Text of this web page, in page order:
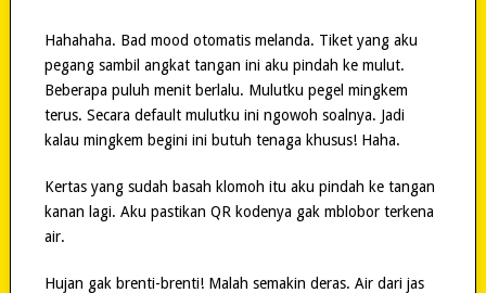
Hahahaha. Bad mood otomatis melanda. Tiket yang aku
pegang sambil angkat tangan ini aku pindah ke mulut.
Beberapa puluh menit berlalu. Mulutku pegel mingkem
terus. Secara default mulutku ini ngowoh soalnya. Jadi
kalau mingkem begini ini butuh tenaga khusus! Haha.
Kertas yang sudah basah klomoh itu aku pindah ke tangan
kanan lagi. Aku pastikan QR kodenya gak mblobor terkena
air.
Hujan gak brenti-brenti! Malah semakin deras. Air dari jas